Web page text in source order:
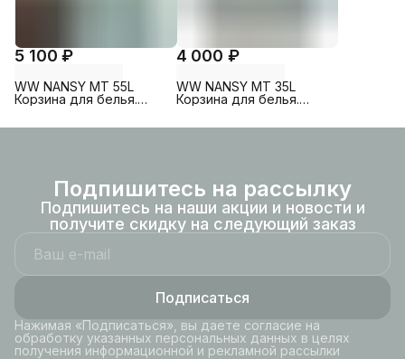
5 100 ₽
WW NANSY MT 55L
Корзина для белья.
4 000 ₽
WW NANSY MT 35L
Корзина для белья.
Подпишитесь на рассылку
Подпишитесь на наши акции и новости и
получите скидку на следующий заказ
Подписаться
Нажимая «Подписаться», вы даете согласие на
обработку указанных персональных данных в целях
получения информационной и рекламной рассылки